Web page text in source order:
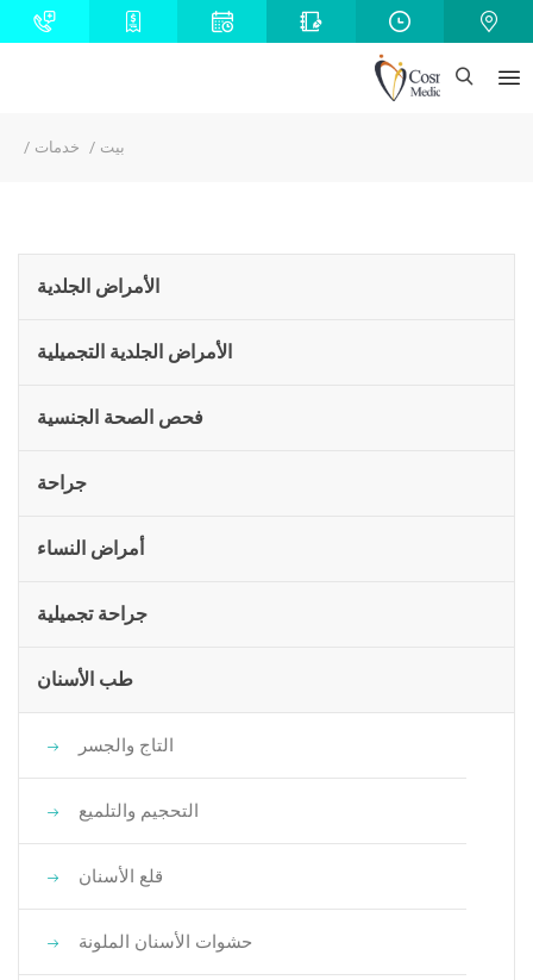
بيت خدمات
الأمراض الجلدية
الأمراض الجلدية التجميلية
فحص الصحة الجنسية
جراحة
أمراض النساء
جراحة تجميلية
طب الأسنان
التاج والجسر
التحجيم والتلميع
قلع الأسنان
حشوات الأسنان الملونة